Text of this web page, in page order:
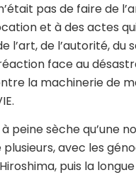
pas de faire de
et à des actes
l’art, de l’autorité,
face au
la machinerie de
peine sèche qu’une
avec les
puis la longue